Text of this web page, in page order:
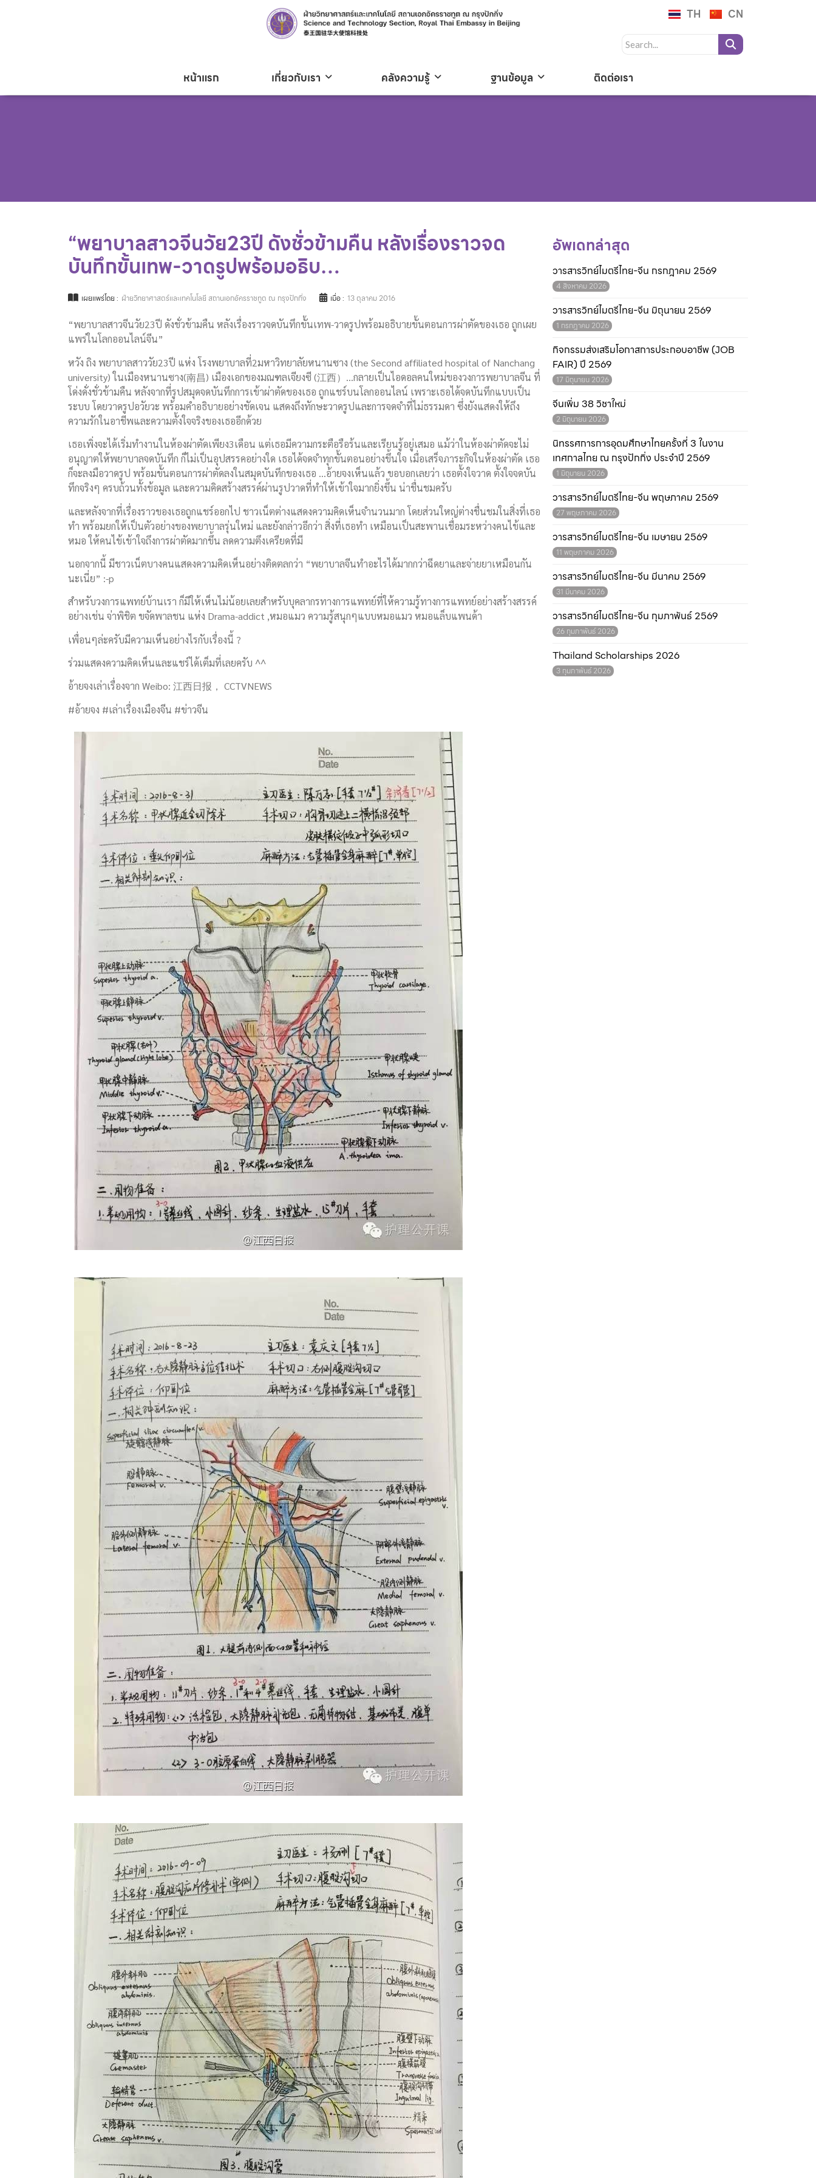
TH CN
หน้าแรก เกี่ยวกับเรา คลังความรู้ ฐานข้อมูล ติดต่อเรา
“พยาบาลสาวจีนวัย23ปี ดังชั่วข้ามคืน หลังเรื่องราวจด
บันทึกขั้นเทพ-วาดรูปพร้อมอธิบ…
เผยแพร่โดย : ฝ่ายวิทยาศาสตร์และเทคโนโลยี สถานเอกอัครราชทูต ณ กรุงปักกิ่ง เมื่อ : 13 ตุลาคม 2016
“พยาบาลสาวจีนวัย23ปี ดังชั่วข้ามคืน หลังเรื่องราวจดบันทึกขั้นเทพ-วาดรูปพร้อมอธิบายขั้นตอนการผ่าตัดของเธอ ถูกเผย
แพร่ในโลกออนไลน์จีน”
หวัง ถิง พยาบาลสาววัย23ปี แห่ง โรงพยาบาลที่2มหาวิทยาลัยหนานซาง (the Second affiliated hospital of Nanchang
university) ในเมืองหนานซาง(南昌) เมืองเอกของมณฑลเจียงซี (江西）…กลายเป็นไอดอลคนใหม่ของวงการพยาบาลจีน ที่
โด่งดั่งชั่วข้ามคืน หลังจากที่รูปสมุดจดบันทึกการเข้าผ่าตัดของเธอ ถูกแชร์บนโลกออนไลน์ เพราะเธอได้จดบันทึกแบบเป็น
ระบบ โดยวาดรูปอวัยวะ พร้อมคำอธิบายอย่างชัดเจน แสดงถึงทักษะวาดรูปและการจดจำที่ไม่ธรรมดา ซึ่งยังแสดงให้ถึง
ความรักในอาชีพและความตั้งใจจริงของเธออีกด้วย
เธอเพิ่งจะได้เริ่มทำงานในห้องผ่าตัดเพียง3เดือน แต่เธอมีความกระตือรือร้นและเรียนรู้อยู่เสมอ แม้ว่าในห้องผ่าตัดจะไม่
อนุญาตให้พยาบาลจดบันทึก ก็ไม่เป็นอุปสรรคอย่างใด เธอได้จดจำทุกขั้นตอนอย่างขึ้นใจ เมื่อเสร็จภาระกิจในห้องผ่าตัด เธอ
ก็จะลงมือวาดรูป พร้อมขั้นตอนการผ่าตัดลงในสมุดบันทึกของเธอ …อ้ายจงเห็นแล้ว ขอบอกเลยว่า เธอตั้งใจวาด ตั้งใจจดบัน
ทึกจริงๆ ครบถ้วนทั้งข้อมูล และความคิดสร้างสรรค์ผ่านรูปวาดที่ทำให้เข้าใจมากยิ่งขึ้น น่าชื่นชมครับ
และหลังจากที่เรื่องราวของเธอถูกแชร์ออกไป ชาวเน็ตต่างแสดงความคิดเห็นจำนวนมาก โดยส่วนใหญ่ต่างชื่นชมในสิ่งที่เธอ
ทำ พร้อมยกให้เป็นตัวอย่างของพยาบาลรุ่นใหม่ และยังกล่าวอีกว่า สิ่งที่เธอทำ เหมือนเป็นสะพานเชื่อมระหว่างคนไข้และ
หมอ ให้คนไข้เข้าใจถึงการผ่าตัดมากขึ้น ลดความตึงเครียดที่มี
นอกจากนี้ มีชาวเน็ตบางคนแสดงความคิดเห็นอย่างติดตลกว่า “พยาบาลจีนทำอะไรได้มากกว่าฉีดยาและจ่ายยาเหมือนกัน
นะเนี่ย” :-p
สำหรับวงการแพทย์บ้านเรา ก็มีให้เห็นไม่น้อยเลยสำหรับบุคลากรทางการแพทย์ที่ให้ความรู้ทางการแพทย์อย่างสร้างสรรค์
อย่างเช่น จ่าพิชิต ขจัดพาลชน แห่ง Drama-addict ,หมอแมว ความรู้สนุกๆแบบหมอแมว หมอแล็บแพนด้า
เพื่อนๆล่ะครับมีความเห็นอย่างไรกับเรื่องนี้ ?
ร่วมแสดงความคิดเห็นและแชร์ได้เต็มที่เลยครับ ^^
อ้ายจงเล่าเรื่องจาก Weibo: 江西日报， CCTVNEWS
#อ้ายจง #เล่าเรื่องเมืองจีน #ข่าวจีน
อัพเดทล่าสุด
วารสารวิทย์ไมตรีไทย-จีน กรกฎาคม 2569
4 สิงหาคม 2026
วารสารวิทย์ไมตรีไทย-จีน มิถุนายน 2569
1 กรกฎาคม 2026
กิจกรรมส่งเสริมโอกาสการประกอบอาชีพ (JOB
FAIR) ปี 2569
17 มิถุนายน 2026
จีนเพิ่ม 38 วิชาใหม่
2 มิถุนายน 2026
นิทรรศการการอุดมศึกษาไทยครั้งที่ 3 ในงาน
เทศกาลไทย ณ กรุงปักกิ่ง ประจำปี 2569
1 มิถุนายน 2026
วารสารวิทย์ไมตรีไทย-จีน พฤษภาคม 2569
27 พฤษภาคม 2026
วารสารวิทย์ไมตรีไทย-จีน เมษายน 2569
11 พฤษภาคม 2026
วารสารวิทย์ไมตรีไทย-จีน มีนาคม 2569
31 มีนาคม 2026
วารสารวิทย์ไมตรีไทย-จีน กุมภาพันธ์ 2569
26 กุมภาพันธ์ 2026
Thailand Scholarships 2026
3 กุมภาพันธ์ 2026